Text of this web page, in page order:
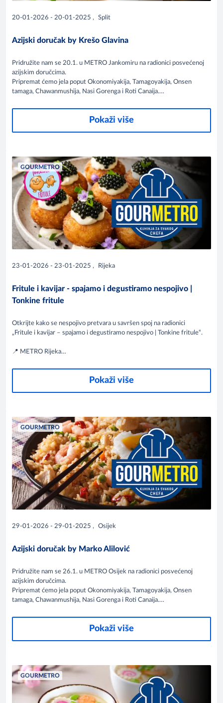
20-01-2026 - 20-01-2025 , Split
Azijski doručak by Krešo Glavina
Pridružite nam se 20.1. u METRO Jankomiru na radionici posvećenoj
azijskim doručcima.
Pripremat ćemo jela poput Okonomiyakija, Tamagoyakija, Onsen
tamaga, Chawanmushija, Nasi Gorenga i Roti Canaija.
Pokaži više
GOURMETRO
23-01-2026 - 23-01-2025 , Rijeka
Fritule i kavijar - spajamo i degustiramo nespojivo |
Tonkine fritule
Otkrijte kako se nespojivo pretvara u savršen spoj na radionici
„Fritule i kavijar – spajamo i degustiramo nespojivo | Tonkine fritule“.
📍 METRO Rijeka
Inspiracija, kreativnost i degustacija neobičnih okusa – vidimo se.
Pokaži više
GOURMETRO
29-01-2026 - 29-01-2025 , Osijek
Azijski doručak by Marko Alilović
Pridružite nam se 26.1. u METRO Osijek na radionici posvećenoj
azijskim doručcima.
Pripremat ćemo jela poput Okonomiyakija, Tamagoyakija, Onsen
tamaga, Chawanmushija, Nasi Gorenga i Roti Canaija.
Pokaži više
GOURMETRO